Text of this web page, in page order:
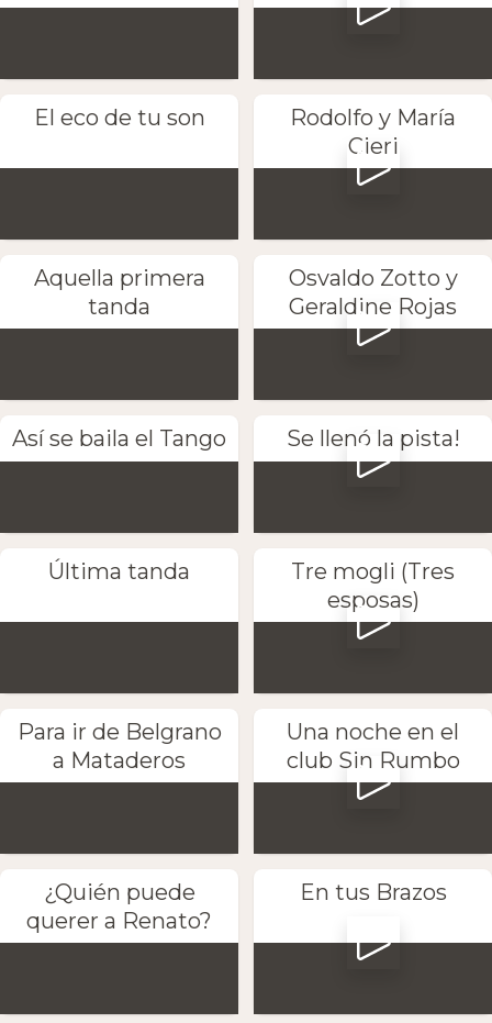
El eco de tu son
Rodolfo y María
Cieri
Aquella primera
tanda
Osvaldo Zotto y
Geraldine Rojas
Así se baila el Tango Se llenó la pista!
Última tanda
Tre mogli (Tres
esposas)
Para ir de Belgrano
a Mataderos
Una noche en el
club Sin Rumbo
¿Quién puede
querer a Renato?
En tus Brazos